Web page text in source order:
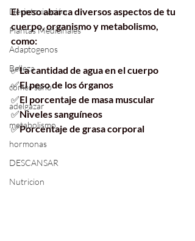
Desintoxicación
Plantas Medicinales
Adaptogenos
Belleza
comer sano
adelgazar
metabolismo
hormonas
DESCANSAR
Nutricion
El peso abarca diversos aspectos de tu
cuerpo, organismo y metabolismo,
como:
✅La cantidad de agua en el cuerpo
✅El peso de los órganos
✅El porcentaje de masa muscular
✅Niveles sanguíneos
✅Porcentaje de grasa corporal